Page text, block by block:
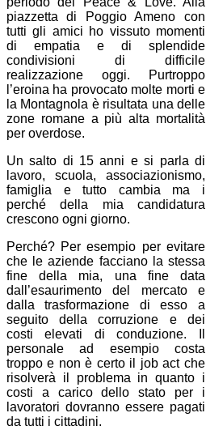
piazzetta di Poggio Ameno con
tutti gli amici ho vissuto momenti
di empatia e di splendide
condivisioni di difficile
realizzazione oggi. Purtroppo
l’eroina ha provocato molte morti e
la Montagnola è risultata una delle
zone romane a più alta mortalità
per overdose.
Un salto di 15 anni e si parla di
lavoro, scuola, associazionismo,
famiglia e tutto cambia ma i
perché della mia candidatura
crescono ogni giorno.
Perché? Per esempio per evitare
che le aziende facciano la stessa
fine della mia, una fine data
dall’esaurimento del mercato e
dalla trasformazione di esso a
seguito della corruzione e dei
costi elevati di conduzione. Il
personale ad esempio costa
troppo e non è certo il job act che
risolverà il problema in quanto i
costi a carico dello stato per i
lavoratori dovranno essere pagati
da tutti i cittadini.